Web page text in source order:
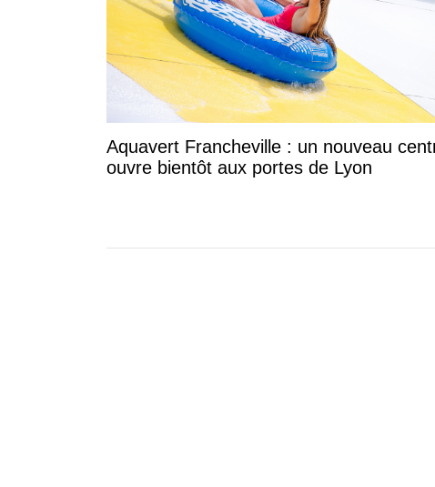
Aquavert Francheville : un nouveau
ouvre bientôt aux portes de Lyon